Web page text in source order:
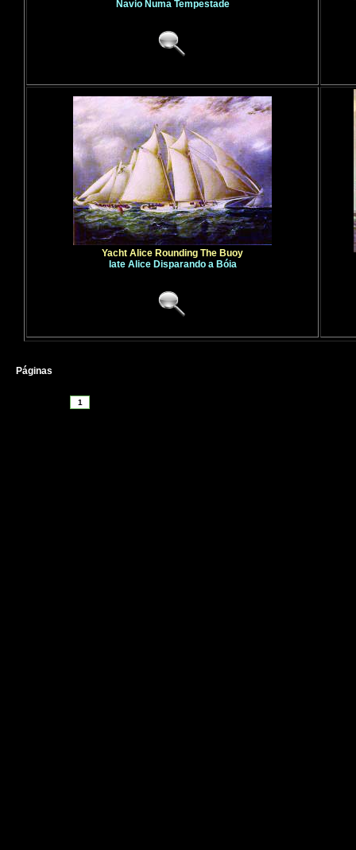
Navio Numa Tempestade
Yacht Alice Rounding The Buoy
Iate Alice Disparando a Bóia
Páginas
1